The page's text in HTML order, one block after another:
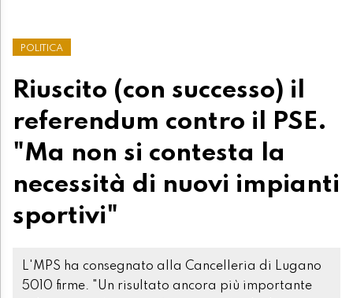
POLITICA
Riuscito (con successo) il
referendum contro il PSE.
"Ma non si contesta la
necessità di nuovi impianti
sportivi"
L'MPS ha consegnato alla Cancelleria di Lugano
5010 firme. "Un risultato ancora più importante